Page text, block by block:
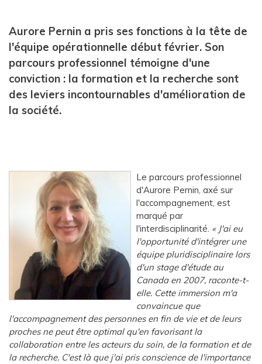
Aurore Pernin a pris ses fonctions à la tête de
l'équipe opérationnelle début février. Son
parcours professionnel témoigne d'une
conviction : la formation et la recherche sont
des leviers incontournables d'amélioration de
la société.
Le parcours professionnel
d'Aurore Pernin, axé sur
l'accompagnement, est
marqué par
l'interdisciplinarité.
J'ai eu
l'opportunité d'intégrer une
équipe pluridisciplinaire lors
d'un stage d'étude au
Canada en 2007, raconte-t-
elle. Cette immersion m'a
convaincue que
l'accompagnement des personnes en fin de vie et de leurs
proches ne peut être optimal qu'en favorisant la
collaboration entre les acteurs du soin, de la formation et de
la recherche. C'est là que j'ai pris conscience de l'importance